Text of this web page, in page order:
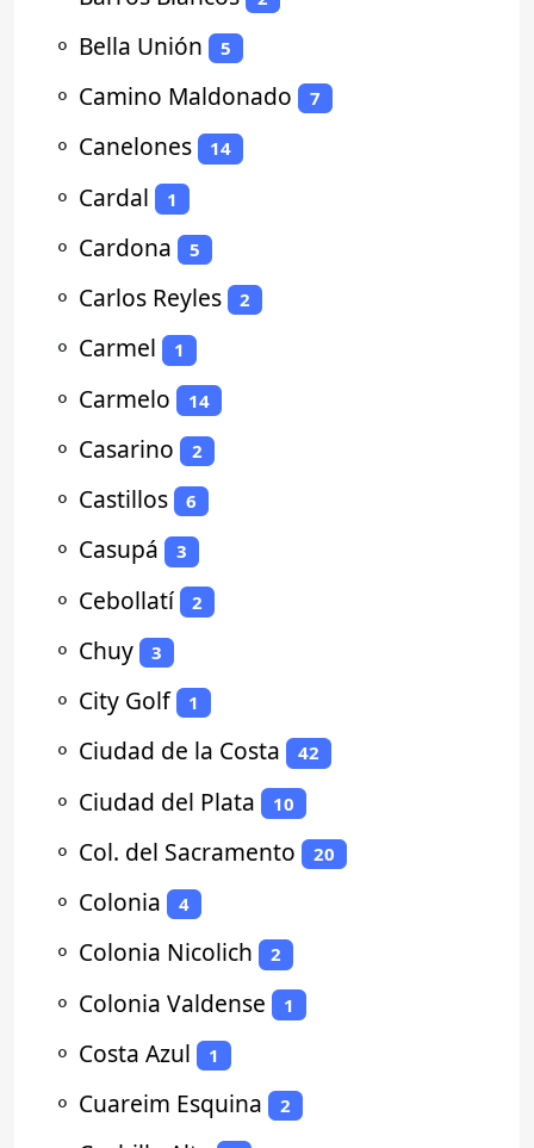
⚬ Bella Unión 5
⚬ Camino Maldonado 7
⚬ Canelones 14
⚬ Cardal 1
⚬ Cardona 5
⚬ Carlos Reyles 2
⚬ Carmel 1
⚬ Carmelo 14
⚬ Casarino 2
⚬ Castillos 6
⚬ Casupá 3
⚬ Cebollatí 2
⚬ Chuy 3
⚬ City Golf 1
⚬ Ciudad de la Costa 42
⚬ Ciudad del Plata 10
⚬ Col. del Sacramento 20
⚬ Colonia 4
⚬ Colonia Nicolich 2
⚬ Colonia Valdense 1
⚬ Costa Azul 1
⚬ Cuareim Esquina 2